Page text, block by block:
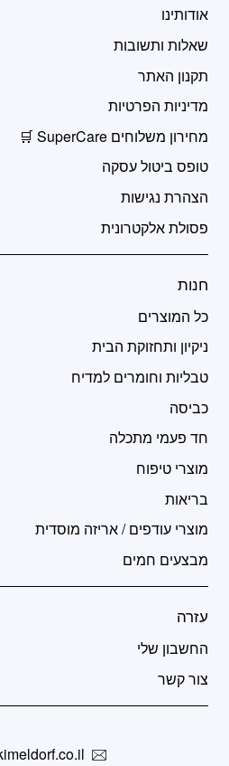
אודותינו
שאלות ותשובות
תקנון האתר
מדיניות הפרטיות
מחירון משלוחים SuperCare 🛒
טופס ביטול עסקה
הצהרת נגישות
פסולת אלקטרונית
חנות
כל המוצרים
ניקיון ותחזוקת הבית
טבליות וחומרים למדיח
כביסה
חד פעמי מתכלה
מוצרי טיפוח
בריאות
מוצרי עודפים / אריזה מוסדית
מבצעים חמים
עזרה
החשבון שלי
צור קשר